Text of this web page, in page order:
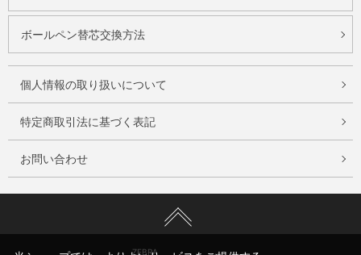
ボールペン替芯交換方法
個人情報の取り扱いについて
特定商取引法に基づく表記
お問い合わせ
ZEBRA